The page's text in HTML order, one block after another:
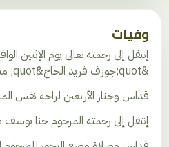
وفيات
&quot;جوزف فريد الحاج&quot; متمماً واجباته الدينية.
قداس وجناز الأربعين لراحة نفس
إنتقل إلى رحمته المرحوم حنا